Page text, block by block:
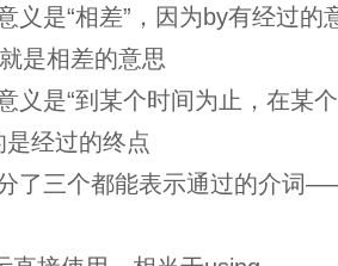
义是“相差”，因为by有经过的
是相差的意思
义是“到某个时间为止，在某
是经过的终点
了三个都能表示通过的介词